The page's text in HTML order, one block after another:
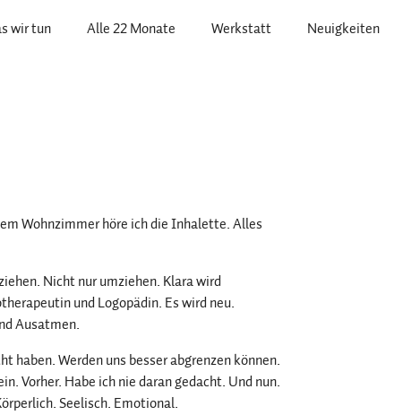
wir tun Alle 22 Monate Werkstatt Neuigkeiten
Wohnzimmer höre ich die Inhalette. Alles
Nicht nur umziehen. Klara wird
und Logopädin. Es wird neu.
Ausatmen.
haben. Werden uns besser abgrenzen können.
Vorher. Habe ich nie daran gedacht. Und nun.
Seelisch. Emotional.